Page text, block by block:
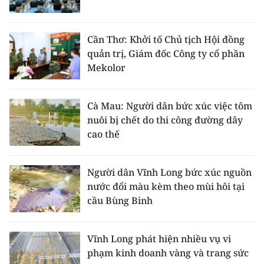
Cần Thơ: Khởi tố Chủ tịch Hội đồng
quản trị, Giám đốc Công ty cổ phần
Mekolor
Cà Mau: Người dân bức xúc việc tôm
nuôi bị chết do thi công đường dây
cao thế
Người dân Vĩnh Long bức xúc nguồn
nước đổi màu kèm theo mùi hôi tại
cầu Bùng Binh
Vĩnh Long phát hiện nhiều vụ vi
phạm kinh doanh vàng và trang sức